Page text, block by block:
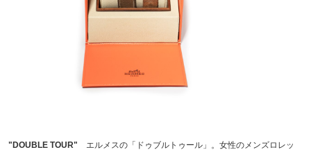
"DOUBLE TOUR" エルメスの「ドゥブルトゥール」。女性のメンズロレッ